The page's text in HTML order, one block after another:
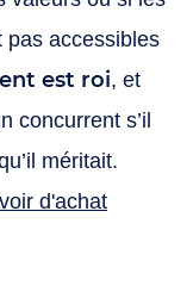
pas accessibles
est roi, et
concurrent s’il
méritait.